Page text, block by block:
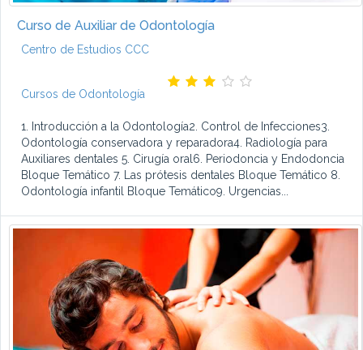
Curso de Auxiliar de Odontología
Centro de Estudios CCC
Cursos de Odontología
1. Introducción a la Odontología2. Control de Infecciones3.
Odontología conservadora y reparadora4. Radiología para
Auxiliares dentales 5. Cirugía oral6. Periodoncia y Endodoncia
Bloque Temático 7. Las prótesis dentales Bloque Temático 8.
Odontología infantil Bloque Temático9. Urgencias...